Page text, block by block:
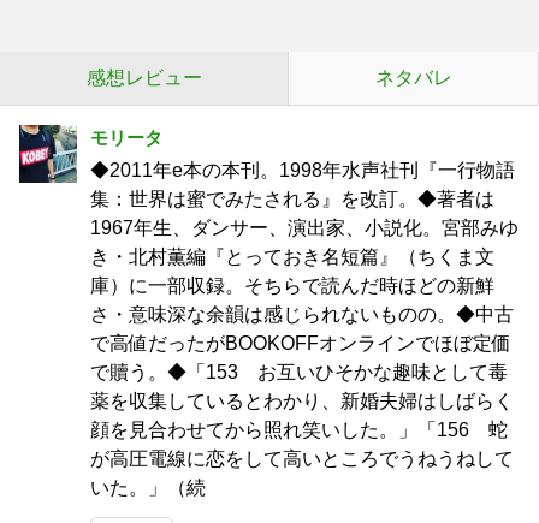
感想レビュー ネタバレ
モリータ
◆2011年e本の本刊。1998年水声社刊『一行物語
集：世界は蜜でみたされる』を改訂。◆著者は
1967年生、ダンサー、演出家、小説化。宮部みゆ
き・北村薫編『とっておき名短篇』（ちくま文
庫）に一部収録。そちらで読んだ時ほどの新鮮
さ・意味深な余韻は感じられないものの。◆中古
で高値だったがBOOKOFFオンラインでほぼ定価
で贖う。◆「153 お互いひそかな趣味として毒
薬を収集しているとわかり、新婚夫婦はしばらく
顔を見合わせてから照れ笑いした。」「156 蛇
が高圧電線に恋をして高いところでうねうねして
いた。」（続